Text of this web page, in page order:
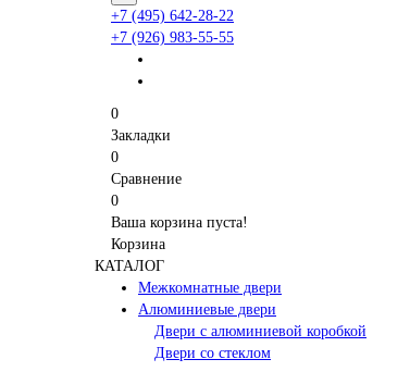
+7 (495) 642-28-22
+7 (926) 983-55-55
0
Закладки
0
Сравнение
0
Ваша корзина пуста!
Корзина
КАТАЛОГ
Межкомнатные двери
Алюминиевые двери
Двери с алюминиевой коробкой
Двери со стеклом